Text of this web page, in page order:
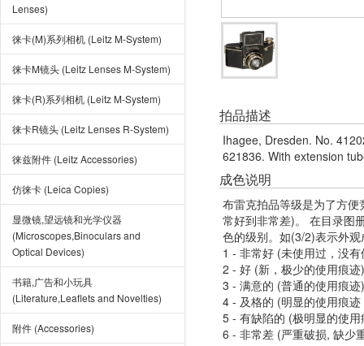
Lenses)
徕卡(M)系列相机 (Leitz M-System)
徕卡M镜头 (Leitz Lenses M-System)
徕卡(R)系列相机 (Leitz M-System)
徕卡R镜头 (Leitz Lenses R-System)
徕兹附件 (Leitz Accessories)
仿徕卡 (Leica Copies)
显微镜,望远镜和光学仪器
(Microscopes,Binoculars and
Optical Devices)
书籍,广告和小玩具
(Literature,Leaflets and Novelties)
附件 (Accessories)
拍品描述
Ihagee, Dresden. No.
621836. With extension
成色说明
布雷克拍品等级是为了方
常好到非常差)。 在目录图
色的级别。如(3/2)表示外
1 - 非常好 (未使用过，没
2 - 好 (新，极少的使用痕迹)
3 - 满意的 (普通的使用痕迹)
4 - 及格的 (明显的使用痕
5 - 有缺陷的 (极明显的使
6 - 非常差 (严重破损, 缺少